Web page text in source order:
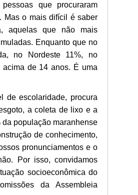
que procuraram
Mas o mais difícil é saber
aquelas que não mais
Enquanto que no
no Nordeste 11%, no
de 14 anos. É uma
de escolaridade, procura
a coleta de lixo e a
população maranhense
de conhecimento,
pronunciamentos e o
Por isso, convidamos
socioeconômica do
da Assembleia